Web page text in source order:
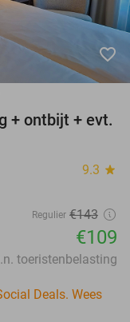
favorite_border
+ ontbijt + evt.
9.3 star
Regulier €143
€109
toeristenbelasting
Deals. Wees